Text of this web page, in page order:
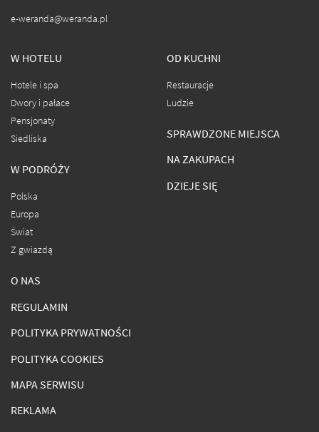
e-weranda@weranda.pl
W HOTELU
Hotele i spa
Dwory i pałace
Pensjonaty
Siedliska
W PODRÓŻY
Polska
Europa
Świat
Z gwiazdą
OD KUCHNI
Restauracje
Ludzie
SPRAWDZONE MIEJSCA
NA ZAKUPACH
DZIEJE SIĘ
O NAS
REGULAMIN
POLITYKA PRYWATNOŚCI
POLITYKA COOKIES
MAPA SERWISU
REKLAMA